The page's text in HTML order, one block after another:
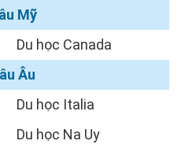
Mỹ
Du học Canada
Âu
Du học Italia
Du học Na Uy